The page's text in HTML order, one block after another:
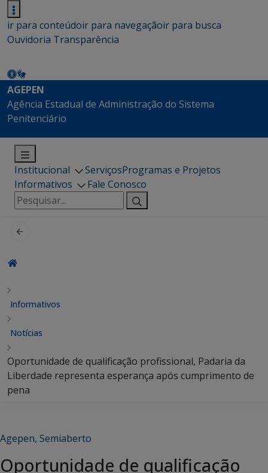
ir para conteúdoir para navegaçãoir para busca
Ouvidoria Transparência
AGEPEN
Agência Estadual de Administração do Sistema
Penitenciário
Institucional ServiçosProgramas e Projetos
Informativos
Fale Conosco
Pesquisar
por:
Informativos
Notícias
Oportunidade de qualificação profissional, Padaria da
Liberdade representa esperança após cumprimento de
pena
Agepen, Semiaberto
Oportunidade de qualificação